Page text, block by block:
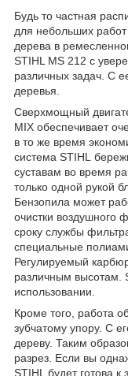
Будь то частная
для небольших работ
дерева в
STIHL MS 212 с
различных задач. С
деревья.
Сверхмощный
MIX обеспечивает
в то же время
система STIHL
суставам во время
только одной рукой
Бензопила может
очистки воздушного
сроку службы
специальные
Регулируемый
различным
использовании.
Кроме того, работа
зубчатому упору. С
дереву. Таким
разрез. Если вы
STIHL будет готова